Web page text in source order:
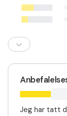
Jeg har tatt